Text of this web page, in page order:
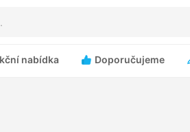
nabídka Doporučujeme